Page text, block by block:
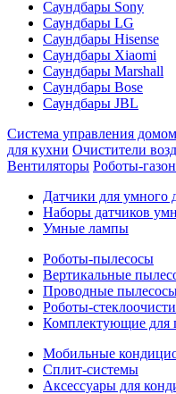
Саундбары Sony
Саундбары LG
Саундбары Hisense
Саундбары Xiaomi
Саундбары Marshall
Саундбары Bose
Саундбары JBL
Система управления домом
для кухни Очистители
Вентиляторы Роботы-
Датчики для умного
Наборы датчиков
Умные лампы
Роботы-пылесосы
Вертикальные
Проводные
Роботы-
Комплектующие для
Мобильные
Сплит-системы
Аксессуары для